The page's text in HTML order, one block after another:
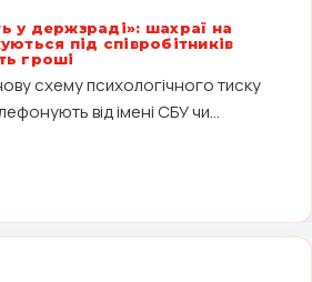
у держзраді»: шахраї на
під співробітників
гроші
схему психологічного тиску
від імені СБУ чи...